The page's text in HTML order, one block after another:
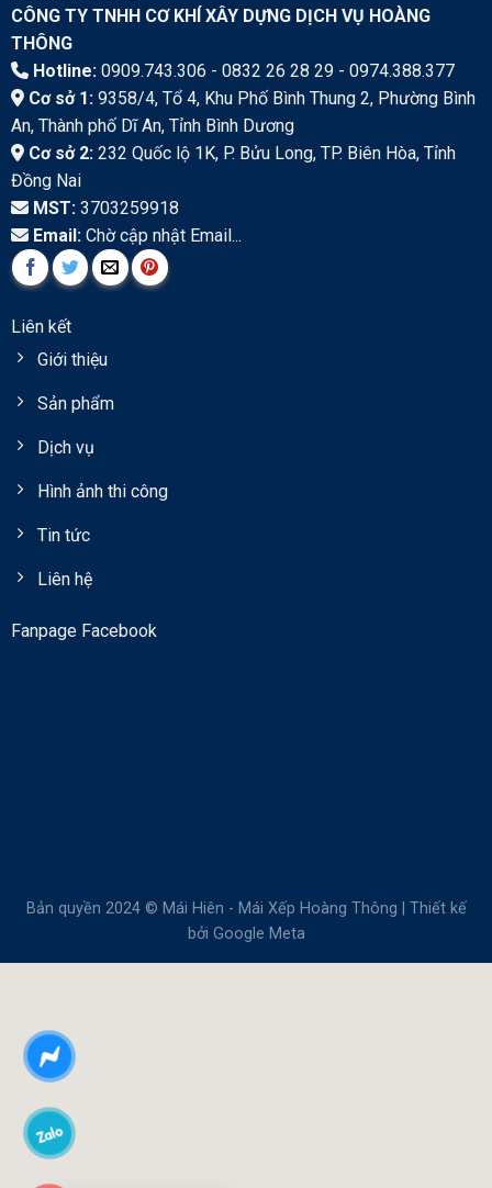
CÔNG TY TNHH CƠ KHÍ XÂY DỰNG DỊCH VỤ HOÀNG
THÔNG
Hotline:0909.743.306 - 0832 26 28 29 - 0974.388.377
Cơ sở 1:9358/4, Tổ 4, Khu Phố Bình Thung 2, Phường Bình
An, Thành phố Dĩ An, Tỉnh Bình Dương
Cơ sở 2:232 Quốc lộ 1K, P. Bửu Long, TP. Biên Hòa, Tỉnh
Đồng Nai
MST:3703259918
Email:Chờ cập nhật Email...
Liên kết
Giới thiệu
Sản phẩm
Dịch vụ
Hình ảnh thi công
Tin tức
Liên hệ
Fanpage Facebook
Bản quyền 2024 © Mái Hiên - Mái Xếp Hoàng Thông | Thiết kế
bởi Google Meta